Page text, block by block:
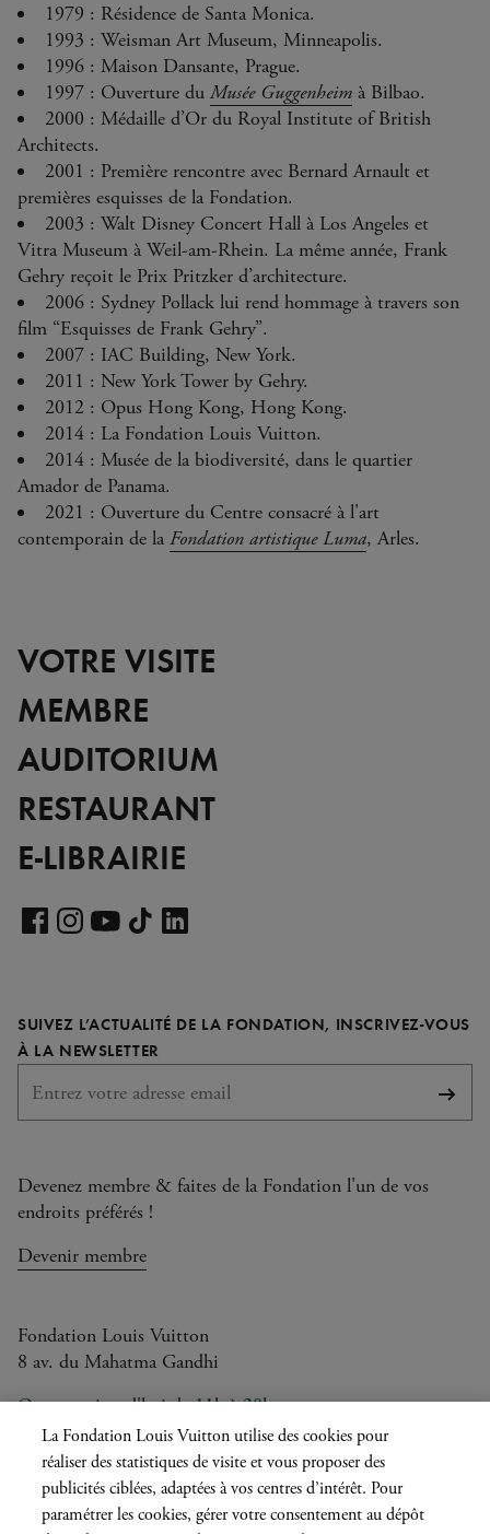
1979 : Résidence de Santa Monica.
1993 : Weisman Art Museum, Minneapolis.
1996 : Maison Dansante, Prague.
1997 : Ouverture du Musée Guggenheim à Bilbao.
2000 : Médaille d’Or du Royal Institute of British
Architects.
2001 : Première rencontre avec Bernard Arnault et
premières esquisses de la Fondation.
2003 : Walt Disney Concert Hall à Los Angeles et
Vitra Museum à Weil-am-Rhein. La même année, Frank
Gehry reçoit le Prix Pritzker d’architecture.
2006 : Sydney Pollack lui rend hommage à travers son
film “Esquisses de Frank Gehry”.
2007 : IAC Building, New York.
2011 : New York Tower by Gehry.
2012 : Opus Hong Kong, Hong Kong.
2014 : La Fondation Louis Vuitton.
2014 : Musée de la biodiversité, dans le quartier
Amador de Panama.
2021 : Ouverture du Centre consacré à l'art
contemporain de la Fondation artistique Luma, Arles.
VOTRE VISITE
MEMBRE
AUDITORIUM
RESTAURANT
E-LIBRAIRIE
FacebookInstagram
YouTube
TikTok
SUIVEZ L’ACTUALITÉ DE LA FONDATION, INSCRIVEZ-VOUS
À LA NEWSLETTER
Devenez membre & faites de la Fondation l'un de vos
endroits préférés !
Devenir membre
Fondation Louis Vuitton
8 av. du Mahatma Gandhi
Ouvert aujourd'hui de 11h à 20h
Langue
actuelle
| EN
La Fondation Louis Vuitton utilise des cookies pour
réaliser des statistiques de visite et vous proposer des
publicités ciblées, adaptées à vos centres d’intérêt. Pour
paramétrer les cookies, gérer votre consentement au dépôt